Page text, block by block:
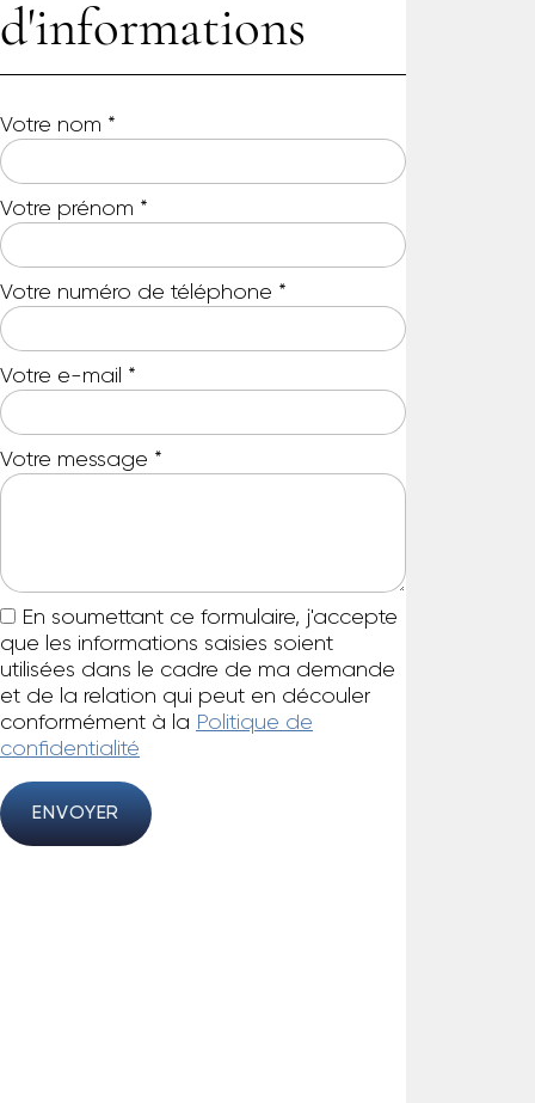
d'informations
Votre nom *
Votre prénom *
Votre numéro de téléphone *
Votre e-mail *
Votre message *
En soumettant ce formulaire, j'accepte
que les informations saisies soient
utilisées dans le cadre de ma demande
et de la relation qui peut en découler
conformément à la Politique de
confidentialité
ENVOYER